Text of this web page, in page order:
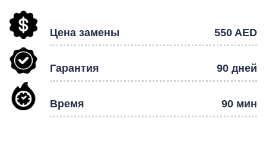
Цена замены 550 AED
Гарантия 90 дней
Время 90 мин